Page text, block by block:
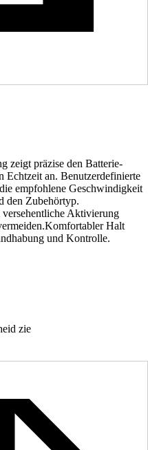
zeigt präzise den Batterie-
Echtzeit an. Benutzerdefinierte
empfohlene Geschwindigkeit
den Zubehörtyp.
Aktivierung
Halt
und Kontrolle.
zie